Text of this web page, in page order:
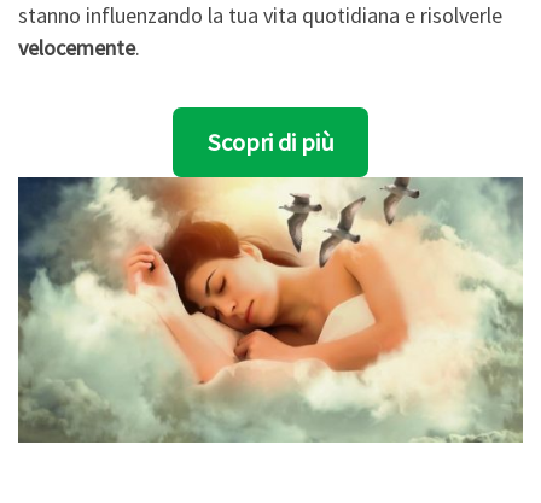
stanno influenzando la tua vita quotidiana e risolverle
velocemente.
Scopri di più